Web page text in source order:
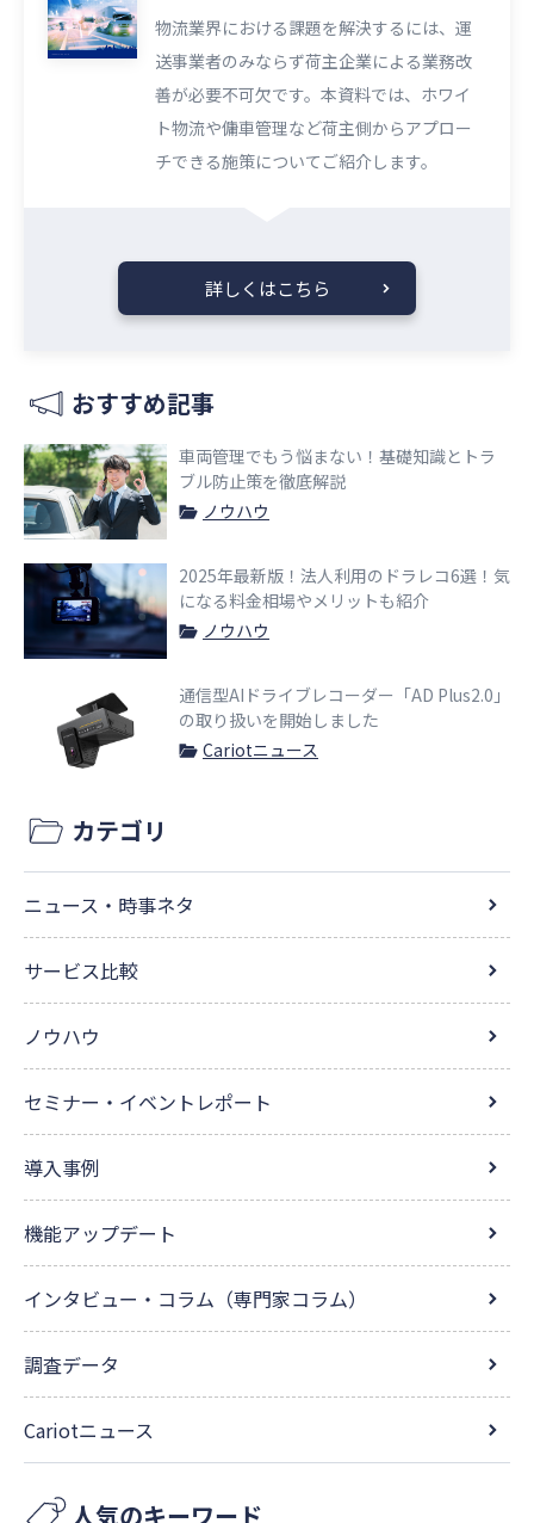
物流業界における課題を解決するには、運
送事業者のみならず荷主企業による業務改
善が必要不可欠です。本資料では、ホワイ
ト物流や傭車管理など荷主側からアプロー
チできる施策についてご紹介します。
詳しくはこちら
おすすめ記事
車両管理でもう悩まない！基礎知識とトラ
ブル防止策を徹底解説
ノウハウ
2025年最新版！法人利用のドラレコ6選！気
になる料金相場やメリットも紹介
ノウハウ
通信型AIドライブレコーダー「AD Plus2.0」
の取り扱いを開始しました
Cariotニュース
カテゴリ
ニュース・時事ネタ
サービス比較
ノウハウ
セミナー・イベントレポート
導入事例
機能アップデート
インタビュー・コラム（専門家コラム）
調査データ
Cariotニュース
人気のキーワード